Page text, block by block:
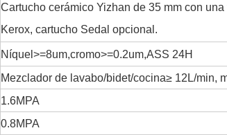
Cartucho cerámico Yizhan de 35 mm con
Kerox, cartucho Sedal opcional.
Níquel>=8um,cromo>=0.2um,ASS 24H
Mezclador de lavabo/bidet/cocina≥ 12L/min,
1.6MPA
0.8MPA